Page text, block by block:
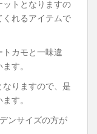
ットとなりますの
れるアイテムで
トカモと一味違
す。
りますので、是
す。
ンサイズの方が